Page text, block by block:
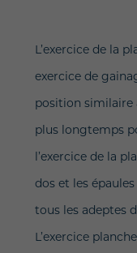
L’exercice de la
exercice de
position similaire
plus longtemps
l’exercice de la
dos et les
tous les adeptes
L’exercice